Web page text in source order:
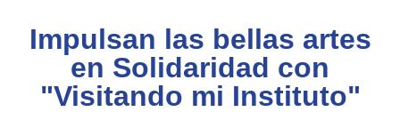
Impulsan las bellas artes
en Solidaridad con
"Visitando mi Instituto"